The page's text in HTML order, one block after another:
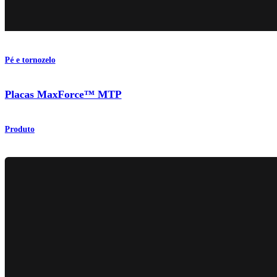
Pé e tornozelo
Placas MaxForce™ MTP
Produto